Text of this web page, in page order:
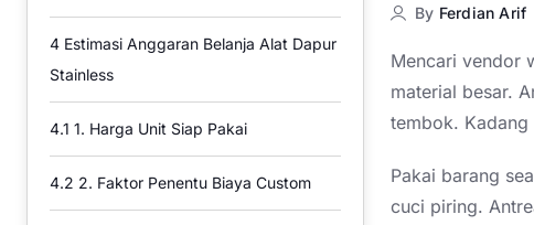
4 Estimasi Anggaran Belanja Alat Dapur
Stainless
4.1 1. Harga Unit Siap Pakai
4.2 2. Faktor Penentu Biaya Custom
By Ferdian Arif
Mencari vendor
material besar.
tembok. Kadang
Pakai barang
cuci piring.